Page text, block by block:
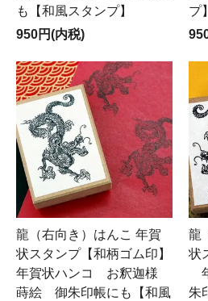
も【和風スタンプ】
950円(内税)
プ】
龍（右向き）はんこ 年賀
状スタンプ【和柄ゴム印】
年賀状ハンコ お釈迦様
蒔絵 御朱印帳にも【和風
龍
状
朱